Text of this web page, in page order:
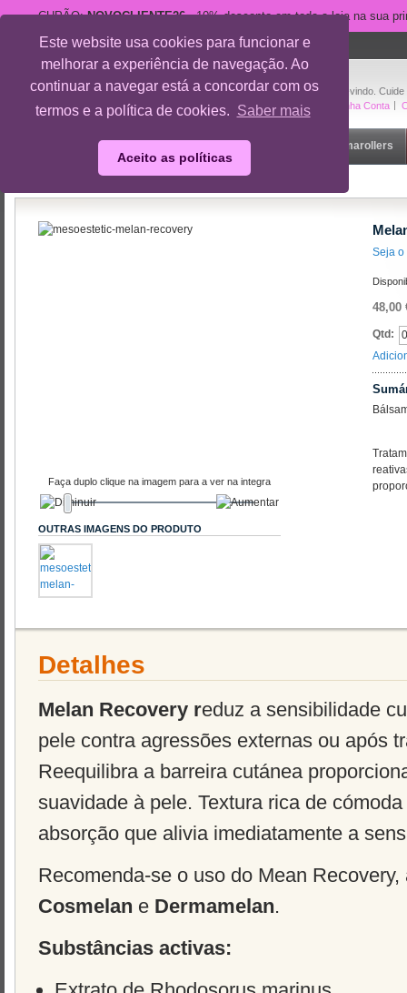
Este website usa cookies para funcionar e
melhorar a experiência de navegação. Ao
continuar a navegar está a concordar com os
termos e a política de cookies. Saber mais
Aceito as políticas
CUPÃO:NOVOCLIENTE26- 10% desconto em toda a loja na sua
Bem-vindo.
A Minha Conta
suporte@cuidedesi.pt
+351 918 595 801
Rosto Dermarollers
Melan Recovery Bálsamo Calmante
Seja o
48,00
Qtd:
Faça duplo clique na imagem para a ver na integra
OUTRAS IMAGENS DO PRODUTO
Detalhes
Melan Recovery reduz a sensibilidade
pele contra agressões externas ou após
Reequilibra a barreira cutánea
suavidade à pele. Textura rica de
absorção que alivia imediatamente a
Recomenda-se o uso do Mean
Cosmelan e Dermamelan.
Substâncias activas: